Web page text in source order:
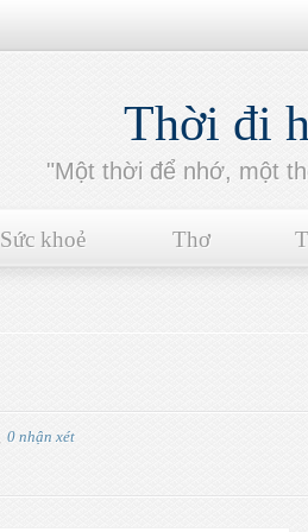
Thời đi
"Một thời để nhớ, một
Sức khoẻ Thơ
0 nhận xét